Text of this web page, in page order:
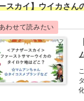
スカイ】ウイカさん